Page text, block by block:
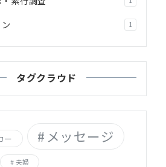
1
タグクラウド
ー メッセージ
夫婦